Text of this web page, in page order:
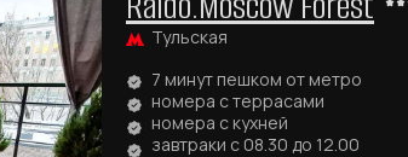
7 минут пешком от метро
номера с террасами
номера с кухней
завтраки с 08.30 до 12.00
Тульская